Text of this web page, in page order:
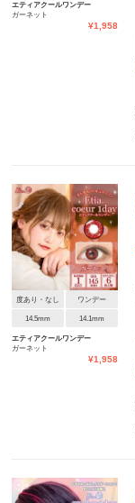
エティアクールワンデー
ガーネット
¥1,958
度あり・なし ワンデー
14.5mm 14.1mm
エティアクールワンデー
ガーネット
¥1,958